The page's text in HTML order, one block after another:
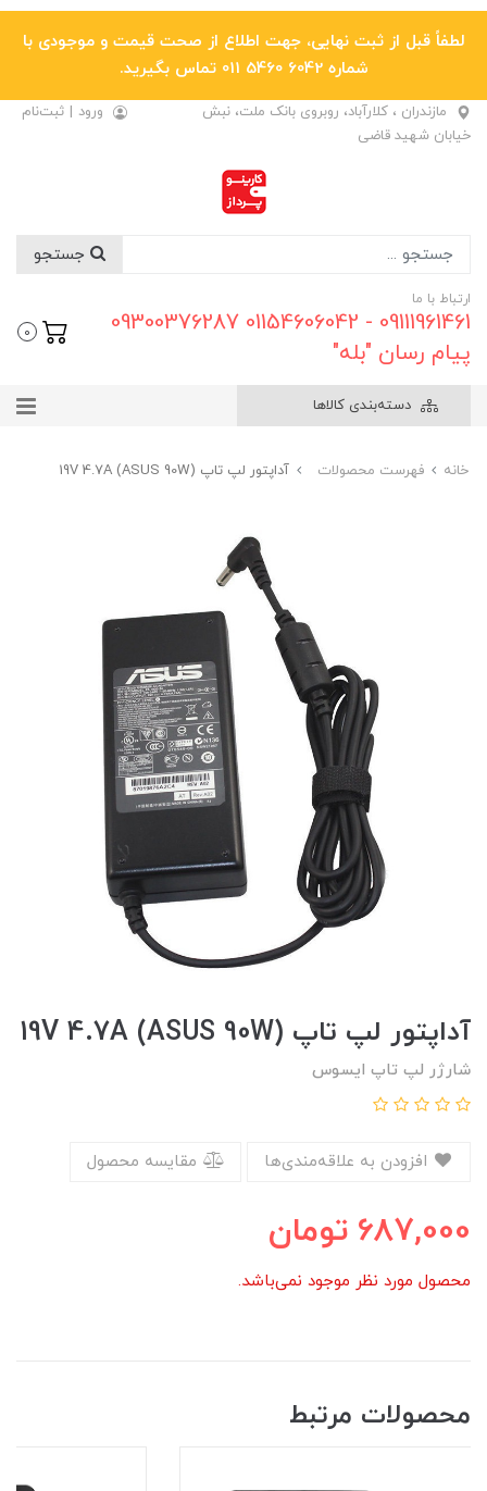
لطفاً قبل از ثبت نهایی، جهت اطلاع از صحت قیمت و موجودی با
شماره 6042 5460 011 تماس بگیرید.
مازندران ، کلارآباد، روبروی بانک ملت، نبش
خیابان شهید قاضی
ورود | ثبت‌نام
ارتباط با ما
09111961461 - 01154606042 09300376287
پیام رسان "بله"
0
دسته‌بندی کالاها
خانه فهرست محصولات آداپتور لپ تاپ (ASUS 90W) 19V 4.7A
آداپتور لپ تاپ (ASUS 90W) 19V 4.7A
شارژر لپ تاپ ایسوس
مقایسه محصول
687,000 تومان
محصول مورد نظر موجود نمی‌باشد.
محصولات مرتبط